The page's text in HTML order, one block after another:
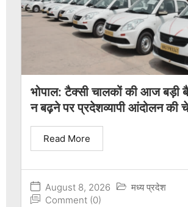
भोपाल: टैक्सी चालकों की आज बड़ी
न बढ़ने पर प्रदेशव्यापी आंदोलन की
August 8, 2026
मध्य प्रदेश
Comment (0)
Read More